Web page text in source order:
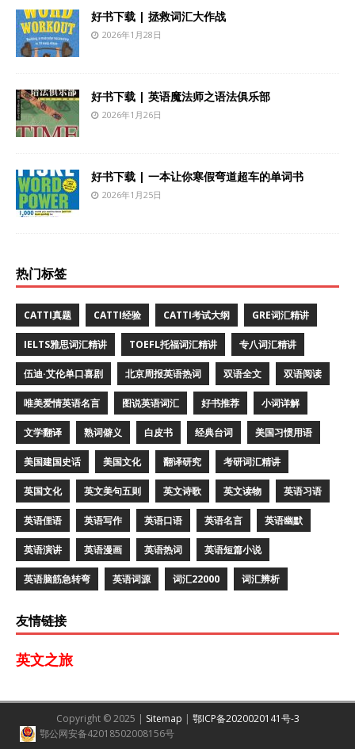
好书下载 | 拯救词汇大作战
2026年1月28日
好书下载 | 英语魔法师之语法俱乐部
2026年1月26日
好书下载 | 一本让你寒假弯道超车的单词书
2026年1月25日
热门标签
CATTI真题 CATTI经验 CATTI考试大纲 GRE词汇精讲
IELTS雅思词汇精讲 TOEFL托福词汇精讲 专八词汇精讲
伍迪·艾伦单口喜剧 北京周报英语热词 双语全文 双语阅读
唯美爱情英语名言 图说英语词汇 好书推荐 小词详解
文学翻译 熟词僻义 白皮书 经典台词 美国习惯用语
美国建国史话 美国文化 翻译研究 考研词汇精讲
英国文化 英文美句五则 英文诗歌 英文读物 英语习语
英语俚语 英语写作 英语口语 英语名言 英语幽默
英语演讲 英语漫画 英语热词 英语短篇小说
英语脑筋急转弯 英语词源 词汇22000 词汇辨析
友情链接
英文之旅
Copyright © 2025 | Sitemap | 鄂ICP备2020020141号-3
鄂公网安备42018502008156号